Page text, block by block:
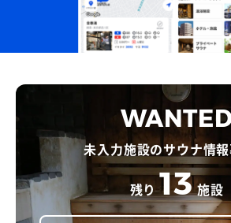
未入力施設のサウナ情
残り 13 施設